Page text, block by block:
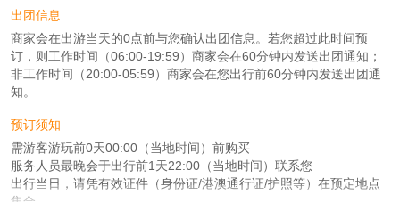
出团信息
商家会在出游当天的0点前与您确认出团信息。若您超过此时间预
订，则工作时间（06:00-19:59）商家会在60分钟内发送出团通知；
非工作时间（20:00-05:59）商家会在您出行前60分钟内发送出团通
知。
预订须知
需游客游玩前0天00:00（当地时间）前购买
服务人员最晚会于出行前1天22:00（当地时间）联系您
出行当日，请凭有效证件（身份证/港澳通行证/护照等）在预定地点